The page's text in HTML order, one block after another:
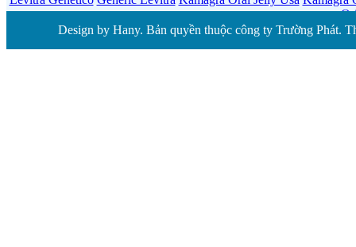
Design by Hany. Bản quyền thuộc công ty Trường Phát.